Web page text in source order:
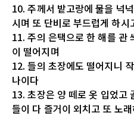
10. 주께서 밭고랑에 물을 넉
시며 또 단비로 부드럽게 하
11. 주의 은택으로 한 해를 관
이 떨어지며
12. 들의 초장에도 떨어지니
나이다
13. 초장은 양 떼로 옷 입었고
들이 다 즐거이 외치고 또 노